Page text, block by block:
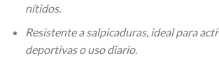
nítidos.
Resistente a salpicaduras, ideal para
deportivas o uso diario.